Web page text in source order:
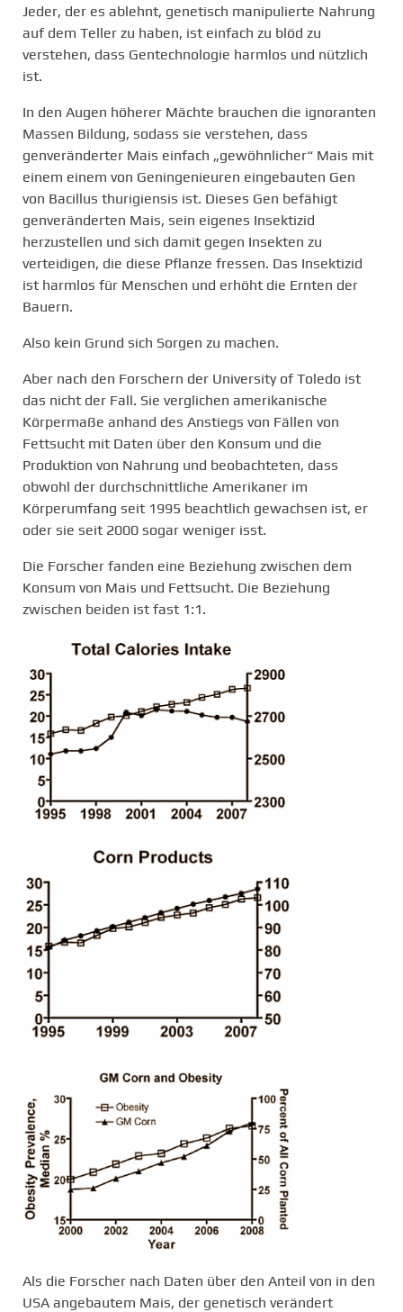
Jeder, der es ablehnt, genetisch manipulierte Nahrung
auf dem Teller zu haben, ist einfach zu blöd zu
verstehen, dass Gentechnologie harmlos und nützlich
ist.
In den Augen höherer Mächte brauchen die ignoranten
Massen Bildung, sodass sie verstehen, dass
genveränderter Mais einfach „gewöhnlicher“ Mais mit
einem einem von Geningenieuren eingebauten Gen
von Bacillus thurigiensis ist. Dieses Gen befähigt
genveränderten Mais, sein eigenes Insektizid
herzustellen und sich damit gegen Insekten zu
verteidigen, die diese Pflanze fressen. Das Insektizid
ist harmlos für Menschen und erhöht die Ernten der
Bauern.
Also kein Grund sich Sorgen zu machen.
Aber nach den Forschern der University of Toledo ist
das nicht der Fall. Sie verglichen amerikanische
Körpermaße anhand des Anstiegs von Fällen von
Fettsucht mit Daten über den Konsum und die
Produktion von Nahrung und beobachteten, dass
obwohl der durchschnittliche Amerikaner im
Körperumfang seit 1995 beachtlich gewachsen ist, er
oder sie seit 2000 sogar weniger isst.
Die Forscher fanden eine Beziehung zwischen dem
Konsum von Mais und Fettsucht. Die Beziehung
zwischen beiden ist fast 1:1.
Als die Forscher nach Daten über den Anteil von in den
USA angebautem Mais, der genetisch verändert